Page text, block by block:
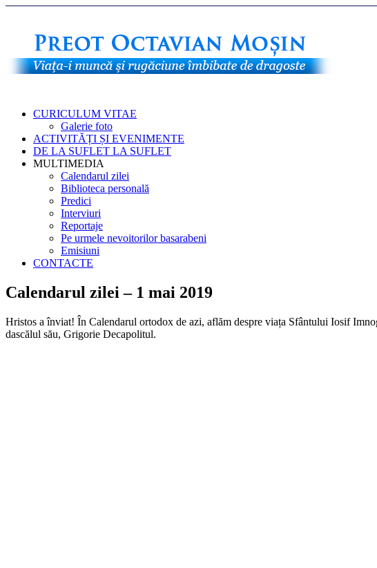
CURICULUM VITAE
Galerie foto
ACTIVITĂȚI ȘI EVENIMENTE
DE LA SUFLET LA SUFLET
MULTIMEDIA
Calendarul zilei
Biblioteca personală
Predici
Interviuri
Reportaje
Pe urmele nevoitorilor basarabeni
Emisiuni
CONTACTE
Calendarul zilei – 1 mai 2019
Hristos a înviat! În Calendarul ortodox de azi, aflăm despre viața Sfântului Iosif
dascălul său, Grigorie Decapolitul.